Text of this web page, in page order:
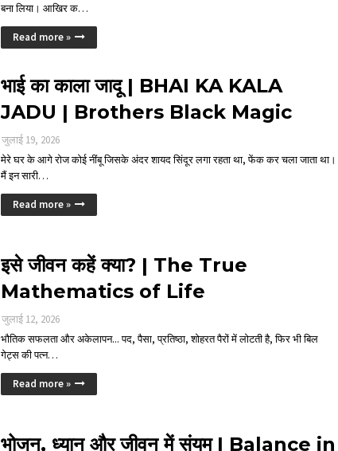
बना लिया। आखिर क…
Read more »
भाई का काला जादू | BHAI KA KALA
JADU | Brothers Black Magic
जुलाई 19, 2026
मेरे घर के आगे रोज कोई नींबू जिसके अंदर शायद सिंदूर लगा रहता था, फेंक कर चला जाता था।
मैं इन सारी…
Read more »
इसे जीवन कहें क्या? | The True
Mathematics of Life
जुलाई 12, 2026
भौतिक सफलता और अकेलापन... पद, पैसा, प्रतिष्ठा, शोहरत पैरों में लोटती है, फिर भी बिल
गेट्स की पत्न…
Read more »
भोजन, ध्यान और जीवन में संयम | Balance in